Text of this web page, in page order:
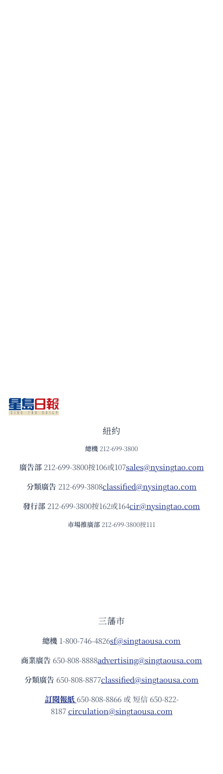
紐約
總機 212-699-3800
廣告部212-699-3800按106或107sales@nysingtao.com
分類廣告 212-699-3808classified@nysingtao.com
發⾏部 212-699-3800按162或164cir@nysingtao.com
市場推廣部 212-699-3800按111
三藩市
總機 1-800-746-4826sf@singtaousa.com
商業廣告 650-808-8888advertising@singtaousa.com
分類廣告 650-808-8877classified@singtaousa.com
訂閱報紙 650-808-8866 或 短信 650-822-
8187circulation@singtaousa.com